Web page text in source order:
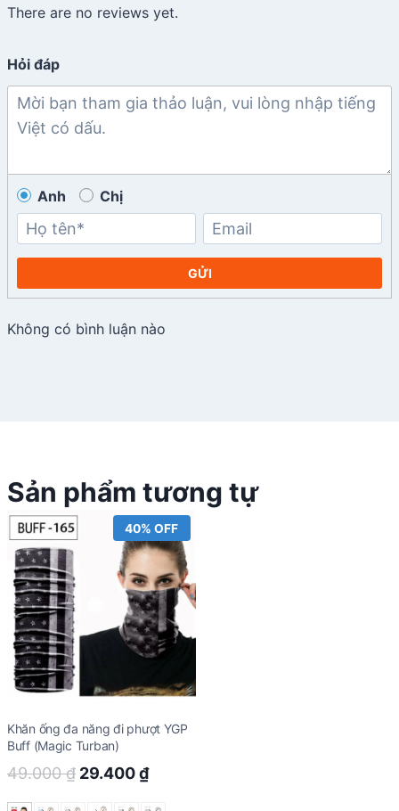
There are no reviews yet.
Hỏi đáp
Anh Chị
GỬI
Không có bình luận nào
Sản phẩm tương tự
40% OFF
Khăn ống đa năng đi phượt YGP
Buff (Magic Turban)
49.000₫ Original
29.400₫Current